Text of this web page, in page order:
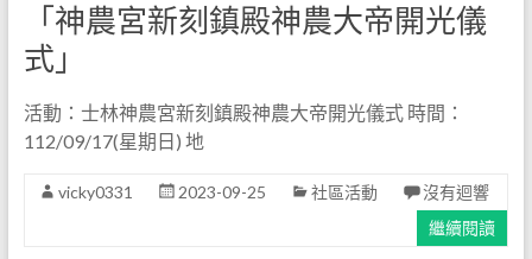
「神農宮新刻鎮殿神農大帝開光儀
式」
活動：士林神農宮新刻鎮殿神農大帝開光儀式 時間：
112/09/17(星期日) 地
vicky0331 2023-09-25 社區活動
沒有迴響
繼續閱讀